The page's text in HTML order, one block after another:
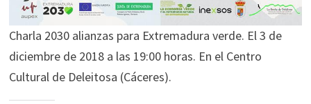
Charla 2030 alianzas para Extremadura verde. El 3 de
diciembre de 2018 a las 19:00 horas. En el Centro
Cultural de Deleitosa (Cáceres).